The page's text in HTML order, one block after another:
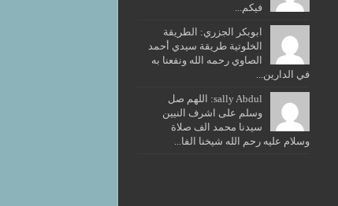
فيكم...
ابوبكر الجزري: الطريقة
الخلوتية طريقة سيدي أحمد
الصاوي رحمه الله ونفعنا به
في الدارين...
sally Abdul: اللهم صل
وسلم على اشرف النيين
سيدنا محمد الف صلاة
وسلام عليه رحم الله شيخنا الفا...